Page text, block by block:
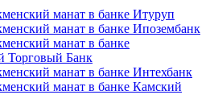
манат в банке Итуруп
манат в банке Ипозембанк
манат в банке
Торговый Банк
манат в банке Интехбанк
манат в банке Камский